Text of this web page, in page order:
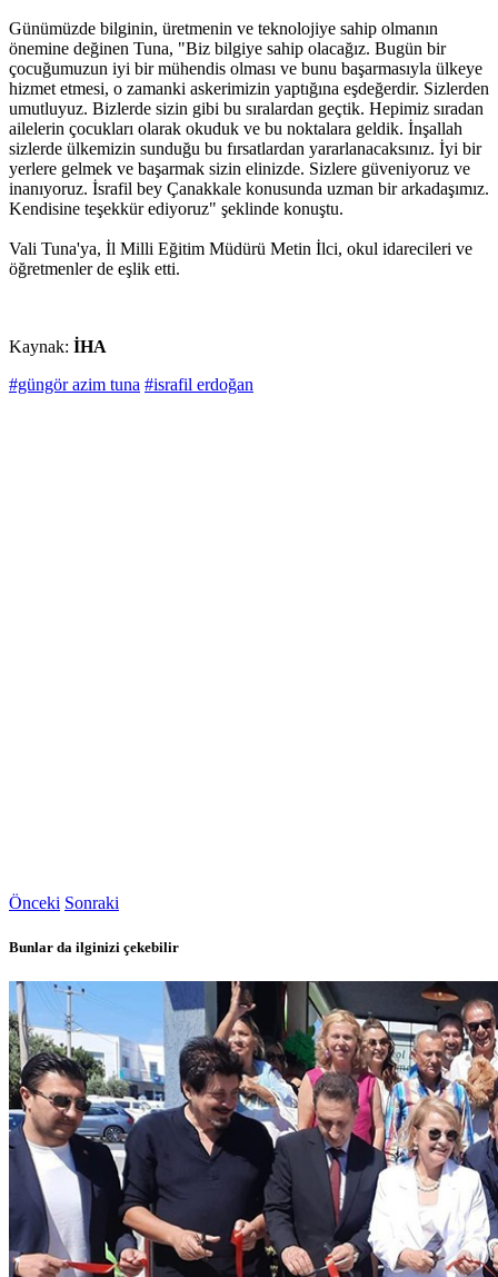
Günümüzde bilginin, üretmenin ve teknolojiye sahip olmanın
önemine değinen Tuna, "Biz bilgiye sahip olacağız. Bugün bir
çocuğumuzun iyi bir mühendis olması ve bunu başarmasıyla ülkeye
hizmet etmesi, o zamanki askerimizin yaptığına eşdeğerdir. Sizlerden
umutluyuz. Bizlerde sizin gibi bu sıralardan geçtik. Hepimiz sıradan
ailelerin çocukları olarak okuduk ve bu noktalara geldik. İnşallah
sizlerde ülkemizin sunduğu bu fırsatlardan yararlanacaksınız. İyi bir
yerlere gelmek ve başarmak sizin elinizde. Sizlere güveniyoruz ve
inanıyoruz. İsrafil bey Çanakkale konusunda uzman bir arkadaşımız.
Kendisine teşekkür ediyoruz" şeklinde konuştu.
Vali Tuna'ya, İl Milli Eğitim Müdürü Metin İlci, okul idarecileri ve
öğretmenler de eşlik etti.
Kaynak: İHA
#güngör azim tuna #israfil erdoğan
Önceki Sonraki
Bunlar da ilginizi çekebilir